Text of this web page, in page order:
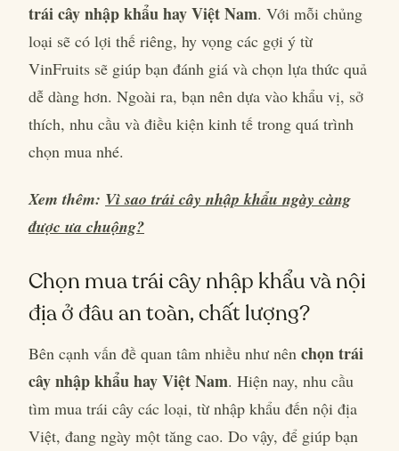
trái cây nhập khẩu hay Việt Nam. Với mỗi chủng
loại sẽ có lợi thế riêng, hy vọng các gợi ý từ
VinFruits sẽ giúp bạn đánh giá và chọn lựa thức quả
dễ dàng hơn. Ngoài ra, bạn nên dựa vào khẩu vị, sở
thích, nhu cầu và điều kiện kinh tế trong quá trình
chọn mua nhé.
Xem thêm: Vì sao trái cây nhập khẩu ngày càng
được ưa chuộng?
Chọn mua trái cây nhập khẩu và nội
địa ở đâu an toàn, chất lượng?
Bên cạnh vấn đề quan tâm nhiều như nên chọn trái
cây nhập khẩu hay Việt Nam. Hiện nay, nhu cầu
tìm mua trái cây các loại, từ nhập khẩu đến nội địa
Việt, đang ngày một tăng cao. Do vậy, để giúp bạn